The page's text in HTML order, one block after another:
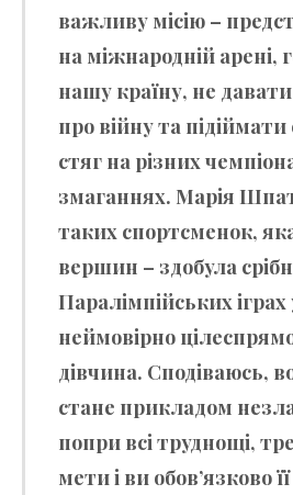
важливу місію –
на міжнародній арені,
нашу країну, не
про війну та
стяг на різних
змаганнях. Марія
таких спортсменок,
вершин – здобула
Паралімпійських
неймовірно
дівчина. Сподіваюсь,
стане прикладом
попри всі труднощі,
мети і ви обов’язково